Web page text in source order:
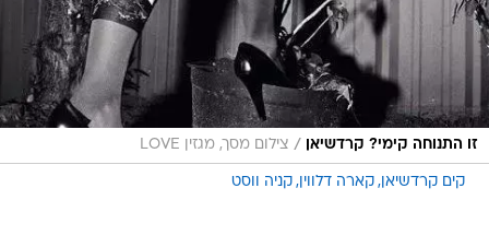
זו התנוחה קימי? קרדשיאן / צילום מסך, מגזין LOVE
קים קרדשיאן קארה דלווין קניה ווסט